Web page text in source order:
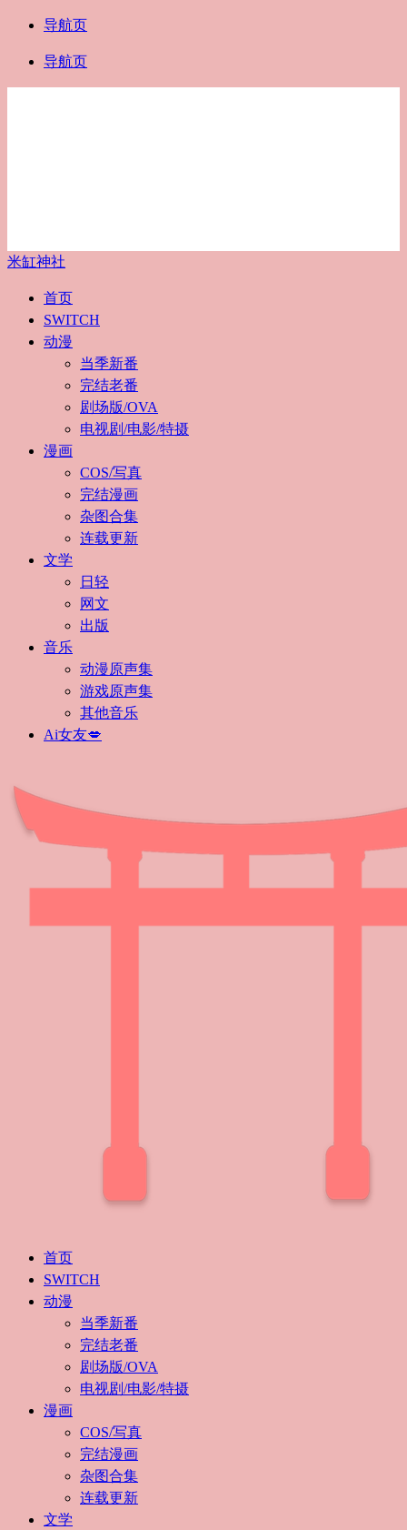
导航页
导航页
米缸神社
首页
SWITCH
动漫
当季新番
完结老番
剧场版/OVA
电视剧/电影/特摄
漫画
COS/写真
完结漫画
杂图合集
连载更新
文学
日轻
网文
出版
音乐
动漫原声集
游戏原声集
其他音乐
Ai女友💋
首页
SWITCH
动漫
当季新番
完结老番
剧场版/OVA
电视剧/电影/特摄
漫画
COS/写真
完结漫画
杂图合集
连载更新
文学